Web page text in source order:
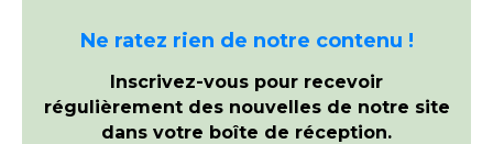
Ne ratez rien de notre contenu !
Inscrivez-vous pour recevoir
régulièrement des nouvelles de notre site
dans votre boîte de réception.